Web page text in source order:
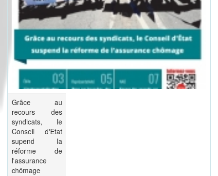
Grâce au
recours des
syndicats, le
Conseil d'Etat
supend la
réforme de
l'assurance
chômage